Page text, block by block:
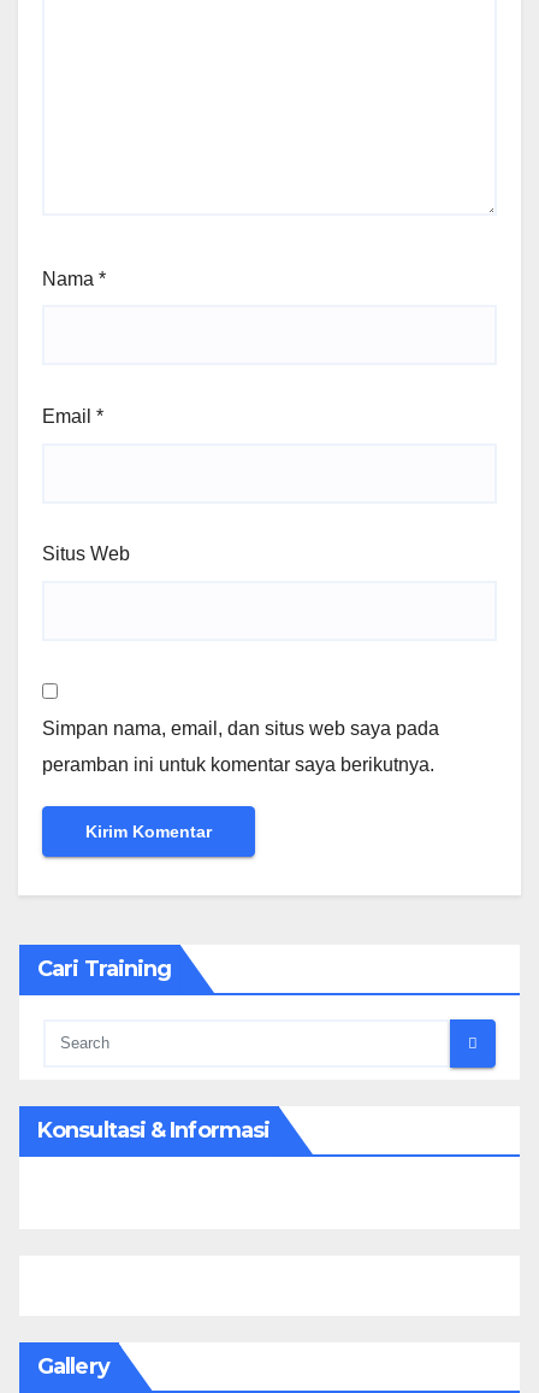
Nama *
Email *
Situs Web
Simpan nama, email, dan situs web saya pada
peramban ini untuk komentar saya berikutnya.
Cari Training
Konsultasi & Informasi
Gallery